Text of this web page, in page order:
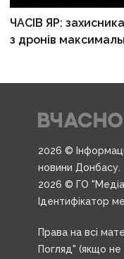
ЧАСІВ ЯР:
з дронів
2026 ©
новини Донбасу.
2026 © ГО
Ідентифікатор
Права на всі
Погляд" (якщо не